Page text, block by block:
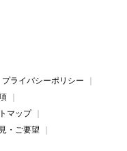
プライバシーポリシー
マップ
・ご要望